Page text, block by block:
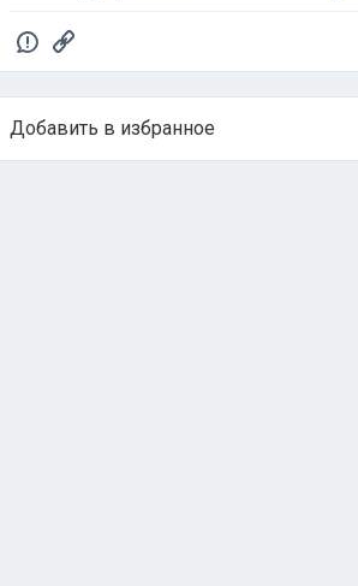
Добавить в избранное
Тема в избранном